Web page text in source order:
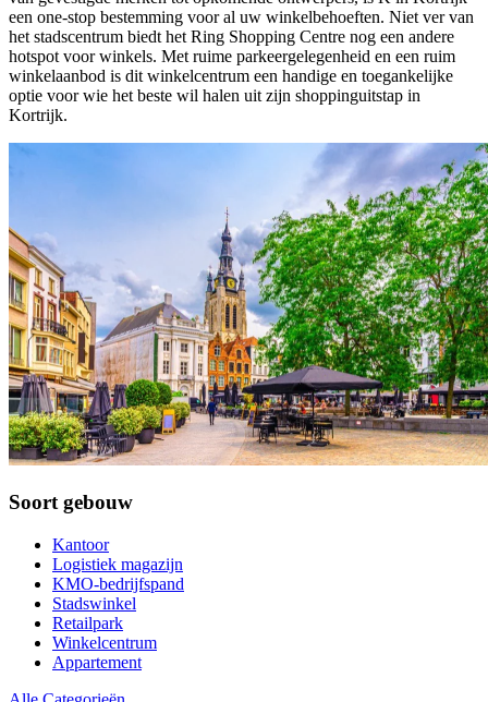
een one-stop bestemming voor al uw winkelbehoeften. Niet ver van
het stadscentrum biedt het Ring Shopping Centre nog een andere
hotspot voor winkels. Met ruime parkeergelegenheid en een ruim
winkelaanbod is dit winkelcentrum een handige en toegankelijke
optie voor wie het beste wil halen uit zijn shoppinguitstap in
Kortrijk.
Soort gebouw
Kantoor
Logistiek magazijn
KMO-bedrijfspand
Stadswinkel
Retailpark
Winkelcentrum
Appartement